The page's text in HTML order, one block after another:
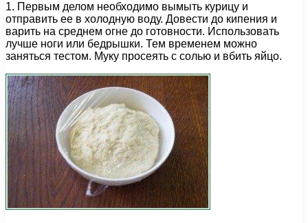
1. Первым делом необходимо вымыть курицу и
отправить ее в холодную воду. Довести до кипения и
варить на среднем огне до готовности. Использовать
лучше ноги или бедрышки. Тем временем можно
заняться тестом. Муку просеять с солью и вбить яйцо.